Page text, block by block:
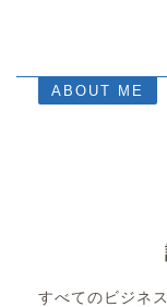
ABOUT ME
すべてのビジネ